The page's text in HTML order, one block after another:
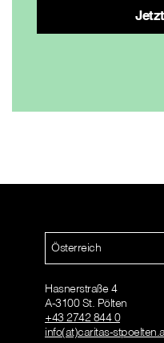
Österreich
Hasnerstraße 4
A-3100 St. Pölten
+43 2742 844 0
info(at)caritas-